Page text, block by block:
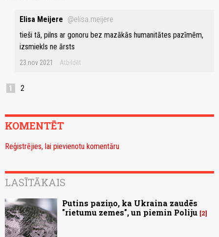
Elisa Meijere @elisa.meijere
tieši tā, pilns ar gonoru bez mazākās humanitātes pazīmēm,
izsmiekls ne ārsts
23.nov 2021 Atbildēt
1 2
KOMENTĒT
Reģistrējies, lai pievienotu komentāru
LASĪTĀKAIS
Putins paziņo, ka Ukraina zaudēs
"rietumu zemes", un piemin Poliju 2